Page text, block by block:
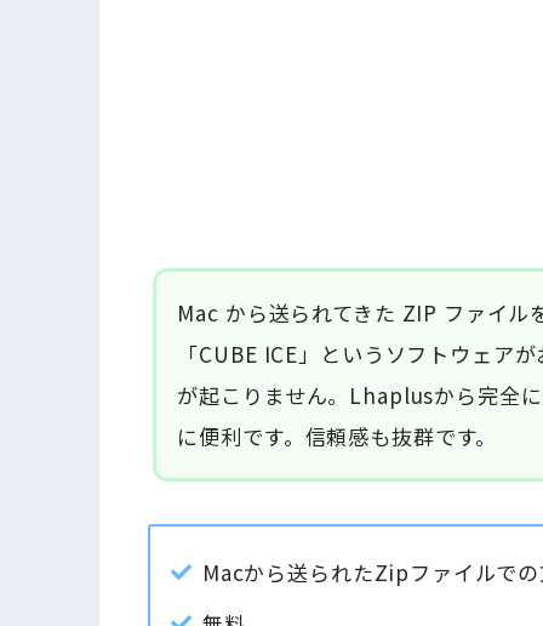
Mac から送られてきた ZIP ファイル
「CUBE ICE」というソフトウェア
が起こりません。Lhaplusから完全
に便利です。信頼感も抜群です。
Macから送られたZipファイルで